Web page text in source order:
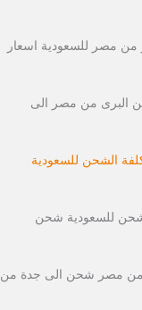
مصر للسعودية اسعار
البرى من مصر الى
الشحن للسعودية
للسعودية شحن
من مصر شحن الى جدة من